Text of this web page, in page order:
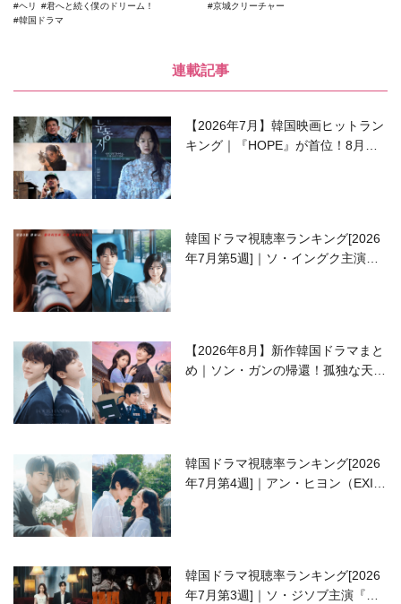
ヘリ
君へと続く僕のドリーム！
韓国ドラマ
京城クリーチャー
連載記事
【2026年7月】韓国映画ヒットラン
キング｜『HOPE』が首位！8月公
韓国ドラマ視聴率ランキング[2026
年7月第5週]｜ソ・イングク主演の
【2026年8月】新作韓国ドラマまと
め｜ソン・ガンの帰還！孤独な天才
韓国ドラマ視聴率ランキング[2026
年7月第4週]｜アン・ヒヨン（EXID
韓国ドラマ視聴率ランキング[2026
年7月第3週]｜ソ・ジソブ主演『エ